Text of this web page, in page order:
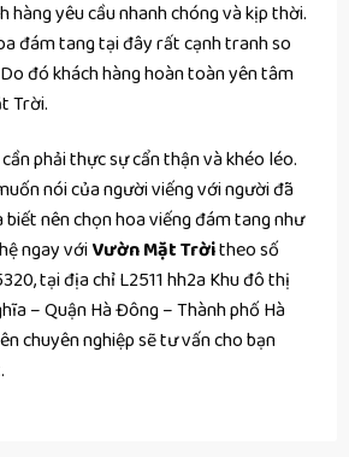
hàng yêu cầu nhanh chóng và kịp thời.
đám tang tại đây rất cạnh tranh so
đó khách hàng hoàn toàn yên tâm
Trời.
phải thực sự cẩn thận và khéo léo.
nói của người viếng với người đã
biết nên chọn hoa viếng đám tang như
ngay vớiVườn Mặt Trờitheo số
tại địa chỉ L2511 hh2a Khu đô thị
– Quận Hà Đông – Thành phố Hà
chuyên nghiệp sẽ tư vấn cho bạn